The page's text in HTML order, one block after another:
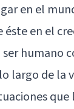
en el
éste en el
ser humano
largo de la
que